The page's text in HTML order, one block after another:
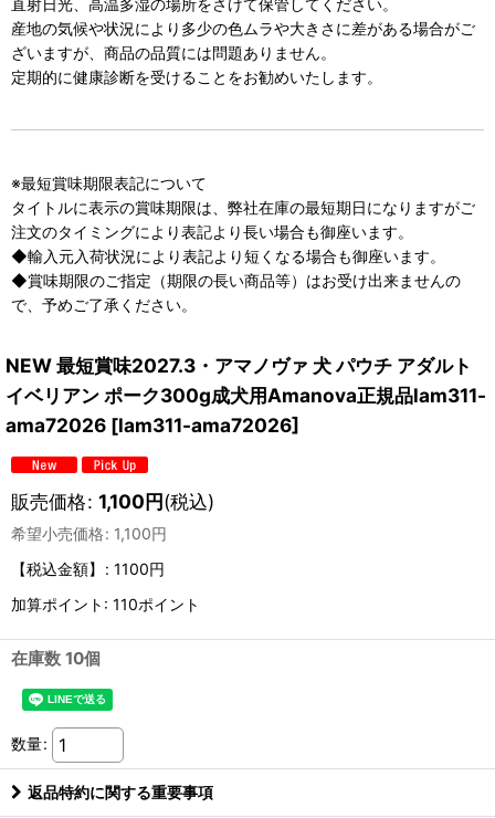
直射日光、高温多湿の場所をさけて保管してください。
産地の気候や状況により多少の色ムラや大きさに差がある場合がご
ざいますが、商品の品質には問題ありません。
定期的に健康診断を受けることをお勧めいたします。
※最短賞味期限表記について
タイトルに表示の賞味期限は、弊社在庫の最短期日になりますがご
注文のタイミングにより表記より長い場合も御座います。
◆輸入元入荷状況により表記より短くなる場合も御座います。
◆賞味期限のご指定（期限の長い商品等）はお受け出来ませんの
で、予めご了承ください。
NEW 最短賞味2027.3・アマノヴァ 犬 パウチ アダルト
イベリアン ポーク300g成犬用Amanova正規品lam311-
ama72026 [lam311-ama72026]
販売価格: 1,100円(税込)
希望小売価格: 1,100円
【税込金額】
: 1100円
加算ポイント: 110ポイント
在庫数 10個
数量:
返品特約に関する重要事項